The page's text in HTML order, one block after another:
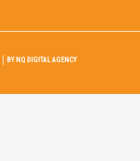
BY NQ DIGITAL AGENCY